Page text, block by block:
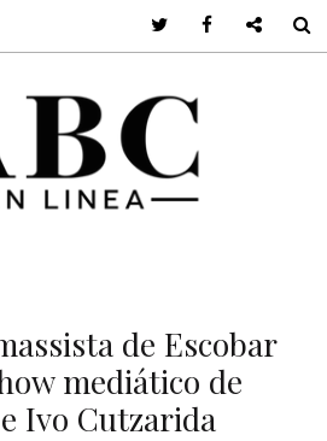
de Escobar
mediático de
Ivo Cutzarida
Twitter FacebookGoogle +